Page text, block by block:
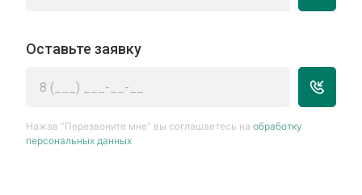
Оставьте заявку
Нажав “Перезвоните мне” вы соглашаетесь наобработку
персональных данных